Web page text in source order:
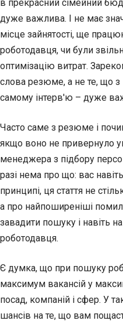
в прекрасний сімейний
дуже важлива. І не має
місце зайнятості, ще
роботодавця, чи були
оптимізацію витрат.
слова резюме, а не те, що
самому інтерв'ю – дуже
Часто саме з резюме і
якщо воно не привернуло
менеджера з підбору
разі нема про що: вас
принципі, ця стаття не
а про найпоширеніші
завадити пошуку і навіть
роботодавця.
Є думка, що при пошуку
максимум вакансій у
посад, компаній і сфер. У
шансів на те, що вам